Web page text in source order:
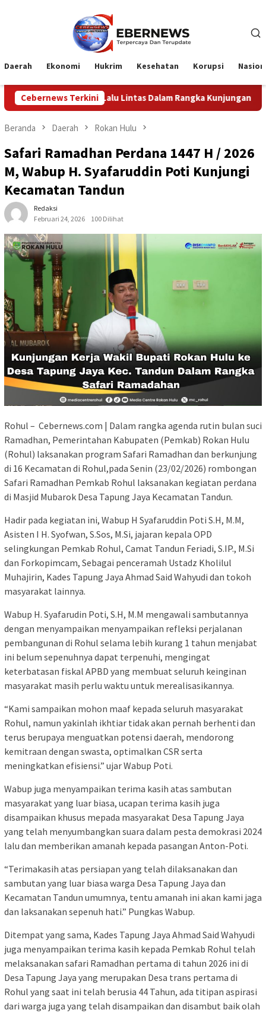
Daerah Ekonomi Hukrim Kesehatan Korupsi
Cebernews Terkini
Lintas Dalam Rangka Kunjungan Menteri Pertahanan RI
Beranda Daerah Rokan Hulu
Safari Ramadhan Perdana 1447 H / 2026
M, Wabup H. Syafaruddin Poti Kunjungi
Kecamatan Tandun
Redaksi
Februari 24, 2026
100 Dilihat
Rohul – Cebernews.com | Dalam rangka agenda rutin bulan suci
Ramadhan, Pemerintahan Kabupaten (Pemkab) Rokan Hulu
(Rohul) laksanakan program Safari Ramadhan dan berkunjung
di 16 Kecamatan di Rohul,pada Senin (23/02/2026) rombongan
Safari Ramadhan Pemkab Rohul laksanakan kegiatan perdana
di Masjid Mubarok Desa Tapung Jaya Kecamatan Tandun.
Hadir pada kegiatan ini, Wabup H Syafaruddin Poti S.H, M.M,
Asisten I H. Syofwan, S.Sos, M.Si, jajaran kepala OPD
selingkungan Pemkab Rohul, Camat Tandun Feriadi, S.IP., M.Si
dan Forkopimcam, Sebagai penceramah Ustadz Kholilul
Muhajirin, Kades Tapung Jaya Ahmad Said Wahyudi dan tokoh
masyarakat lainnya.
Wabup H. Syafarudin Poti, S.H, M.M mengawali sambutannya
dengan menyampaikan menyampaikan refleksi perjalanan
pembangunan di Rohul selama lebih kurang 1 tahun menjabat
ini belum sepenuhnya dapat terpenuhi, mengingat
keterbatasan fiskal APBD yang membuat seluruh keinginan
masyarakat masih perlu waktu untuk merealisasikannya.
“Kami sampaikan mohon maaf kepada seluruh masyarakat
Rohul, namun yakinlah ikhtiar tidak akan pernah berhenti dan
terus berupaya menguatkan potensi daerah, mendorong
kemitraan dengan swasta, optimalkan CSR serta
meningkatkan efisiensi.” ujar Wabup Poti.
Wabup juga menyampaikan terima kasih atas sambutan
masyarakat yang luar biasa, ucapan terima kasih juga
disampaikan khusus mepada masyarakat Desa Tapung Jaya
yang telah menyumbangkan suara dalam pesta demokrasi 2024
lalu dan memberikan amanah kepada pasangan Anton-Poti.
“Terimakasih atas persiapan yang telah dilaksanakan dan
sambutan yang luar biasa warga Desa Tapung Jaya dan
Kecamatan Tandun umumnya, tentu amanah ini akan kami jaga
dan laksanakan sepenuh hati.” Pungkas Wabup.
Ditempat yang sama, Kades Tapung Jaya Ahmad Said Wahyudi
juga menyampaikan terima kasih kepada Pemkab Rohul telah
melaksanakan safari Ramadhan pertama di tahun 2026 ini di
Desa Tapung Jaya yang merupakan Desa trans pertama di
Rohul yang saat ini telah berusia 44 Tahun, ada titipan aspirasi
dari warga juga yang telah disampaikan dan disambut baik olah